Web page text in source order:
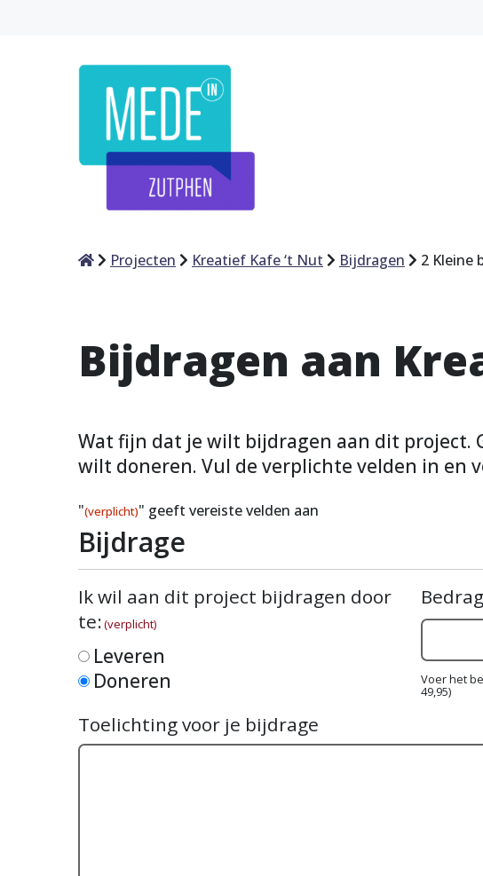
HomeProjecten Kreatief Kafe ‘t Nut Bijdragen 2 Kleine
Bijdragen aan
Wat fijn dat je wilt bijdragen aan dit project.
wilt doneren. Vul de verplichte velden in en
"(verplicht)" geeft vereiste velden aan
Bijdrage
Ik wil aan dit project bijdragen door
te:(verplicht)
Leveren
Doneren
Bedrag
Voer het
49,95)
Toelichting voor je bijdrage